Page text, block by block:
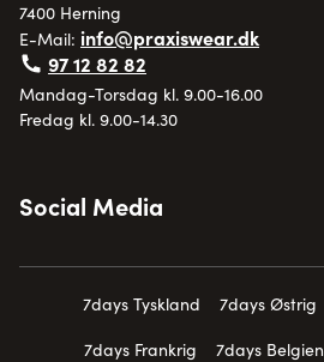
7400 Herning
E-Mail: info@praxiswear.dk
97 12 82 82
Mandag-Torsdag kl. 9.00-16.00
Fredag kl. 9.00-14.30
Social Media
7days Tyskland 7days Østrig
7days Frankrig
7days Belgien